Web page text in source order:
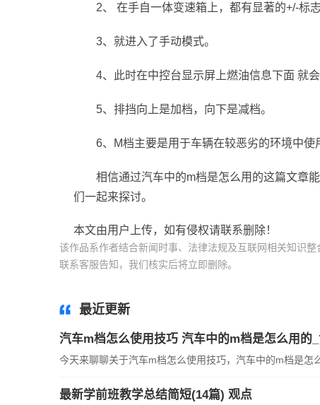
2、 在手自一体变速箱上，都有显著的+/-标
3、就进入了手动模式。
4、此时在中控台显示屏上燃油信息下面 就
5、排挡向上是加档，向下是减档。
6、M档主要是用于车辆在较恶劣的环境中使
相信通过汽车中的m档是怎么用的这篇文章
们一起来探讨。
本文由用户上传，如有侵权请联系删除！
该作品系作者结合新闻时事、法律法规及互联网相关知识
联系客服告知，我们核实后将立即删除。
最近更新
汽车m档怎么使用技巧 汽车中的m档是怎么用的
今天来聊聊关于汽车m档怎么使用技巧，汽车中的m档是怎
最新学前班教学总结简短(14篇) 观点